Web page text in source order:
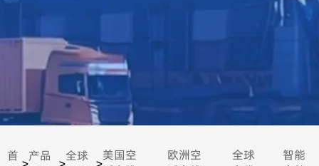
首
产品
全球
美国空
欧洲空
全球
智能